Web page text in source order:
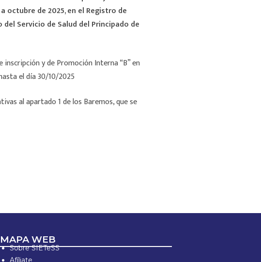
de 2025, en el Registro de
Servicio de Salud del Principado de
y de Promoción Interna “B” en
el día 30/10/2025
al apartado 1 de los Baremos, que se
MAPA WEB
Sobre SIETeSS
Afíliate